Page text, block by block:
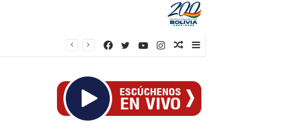
Barra
Publicación
azar
Instagram
YouTube
Twitter
Facebook